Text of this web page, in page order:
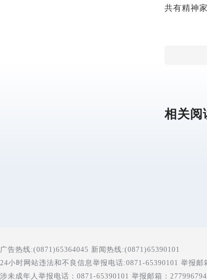
共有精神
相关阅
广告热线:(0871)65364045 新闻热线:(0871)65390101
24小时网站违法和不良信息举报电话:0871-65390101 举报邮
涉未成年人举报电话：0871-65390101 举报邮箱：